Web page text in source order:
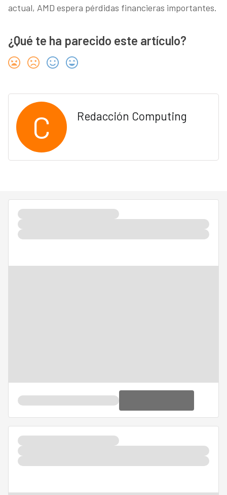
actual, AMD espera pérdidas financieras importantes.
¿Qué te ha parecido este artículo?
C Redacción Computing